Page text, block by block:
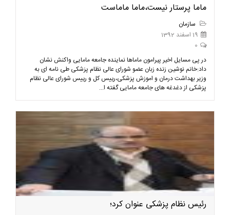
ماما پرستار نیست،ماما ماماست
سازمان
19 اسفند 1392
0
در پی مسايل اخیر پیرامون ماماها نماینده جامعه مامایی واکنش نشان
داد:خانم نوشین زنده زبان عضو شورای عالی نظام پزشکی طی نامه ای به
وزیر بهداشت درمان و اموزش پزشکی،رییس کل و رییس شورای عالی نظام
پزشکی از دغدغه های جامعه مامایی گفته ا...
رئیس نظام پزشکی عنوان کرد؛